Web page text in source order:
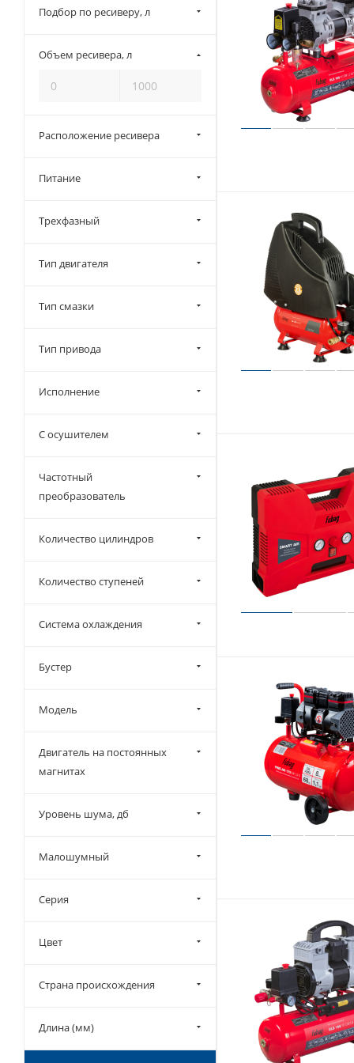
Подбор по ресиверу, л
Объем ресивера, л
Расположение ресивера
Питание
Трехфазный
Тип двигателя
Тип смазки
Тип привода
Исполнение
С осушителем
Частотный
преобразователь
Количество цилиндров
Количество ступеней
Система охлаждения
Бустер
Модель
Двигатель на постоянных
магнитах
Уровень шума, дб
Малошумный
Серия
Цвет
Страна происхождения
Длина (мм)